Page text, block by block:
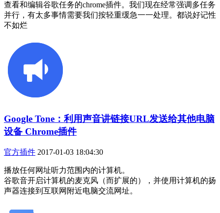
查看和编辑谷歌任务的chrome插件。我们现在经常强调多任务
并行，有太多事情需要我们按轻重缓急一一处理。都说好记性
不如烂
Google Tone：利用声音讲链接URL发送给其他电脑
设备 Chrome插件
官方插件 2017-01-03 18:04:30
播放任何网址听力范围内的计算机。
谷歌音开启计算机的麦克风（而扩展的），并使用计算机的扬
声器连接到互联网附近电脑交流网址。